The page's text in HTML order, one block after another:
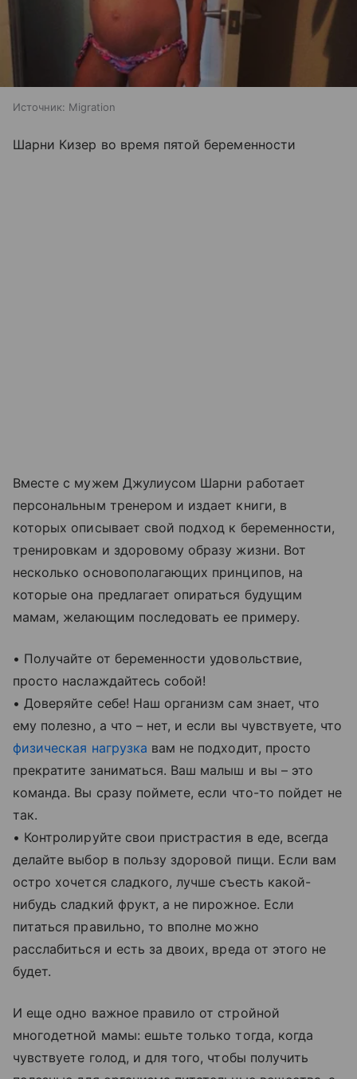
Источник: Migration
Шарни Кизер во время пятой беременности
Вместе с мужем Джулиусом Шарни работает
персональным тренером и издает книги, в
которых описывает свой подход к беременности,
тренировкам и здоровому образу жизни. Вот
несколько основополагающих принципов, на
которые она предлагает опираться будущим
мамам, желающим последовать ее примеру.
• Получайте от беременности удовольствие,
просто наслаждайтесь собой!
• Доверяйте себе! Наш организм сам знает, что
ему полезно, а что – нет, и если вы чувствуете, что
физическая нагрузка вам не подходит, просто
прекратите заниматься. Ваш малыш и вы – это
команда. Вы сразу поймете, если что-то пойдет не
так.
• Контролируйте свои пристрастия в еде, всегда
делайте выбор в пользу здоровой пищи. Если вам
остро хочется сладкого, лучше съесть какой-
нибудь сладкий фрукт, а не пирожное. Если
питаться правильно, то вполне можно
расслабиться и есть за двоих, вреда от этого не
будет.
И еще одно важное правило от стройной
многодетной мамы: ешьте только тогда, когда
чувствуете голод, и для того, чтобы получить